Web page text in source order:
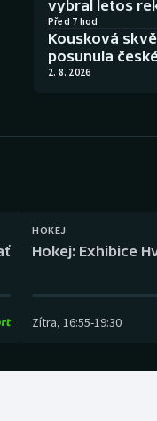
vybral letos
Před 7 hod
Kousková
posunula
2. 8. 2026
HOKEJ
Hokej: Exhibice
Zítra, 16:55-19:30